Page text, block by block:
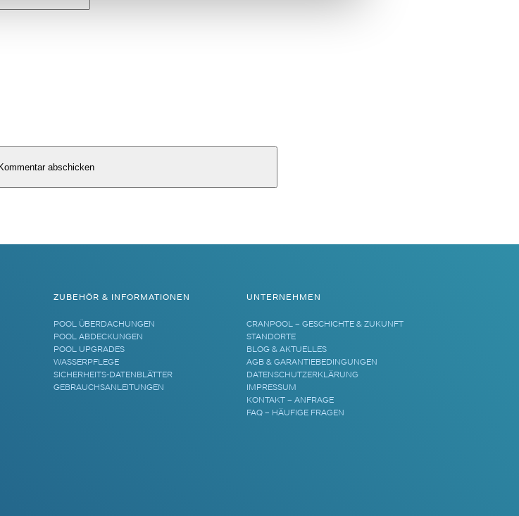
ZUBEHÖR & INFORMATIONEN
POOL ÜBERDACHUNGEN
POOL ABDECKUNGEN
POOL UPGRADES
WASSERPFLEGE
SICHERHEITS-DATENBLÄTTER
GEBRAUCHSANLEITUNGEN
UNTERNEHMEN
CRANPOOL – GESCHICHTE & ZUKUNFT
STANDORTE
BLOG & AKTUELLES
AGB & GARANTIEBEDINGUNGEN
DATENSCHUTZERKLÄRUNG
IMPRESSUM
KONTAKT – ANFRAGE
FAQ – HÄUFIGE FRAGEN